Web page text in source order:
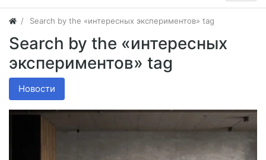
Search by the «интересных экспериментов» tag
Search by the «интересных
экспериментов» tag
Новости